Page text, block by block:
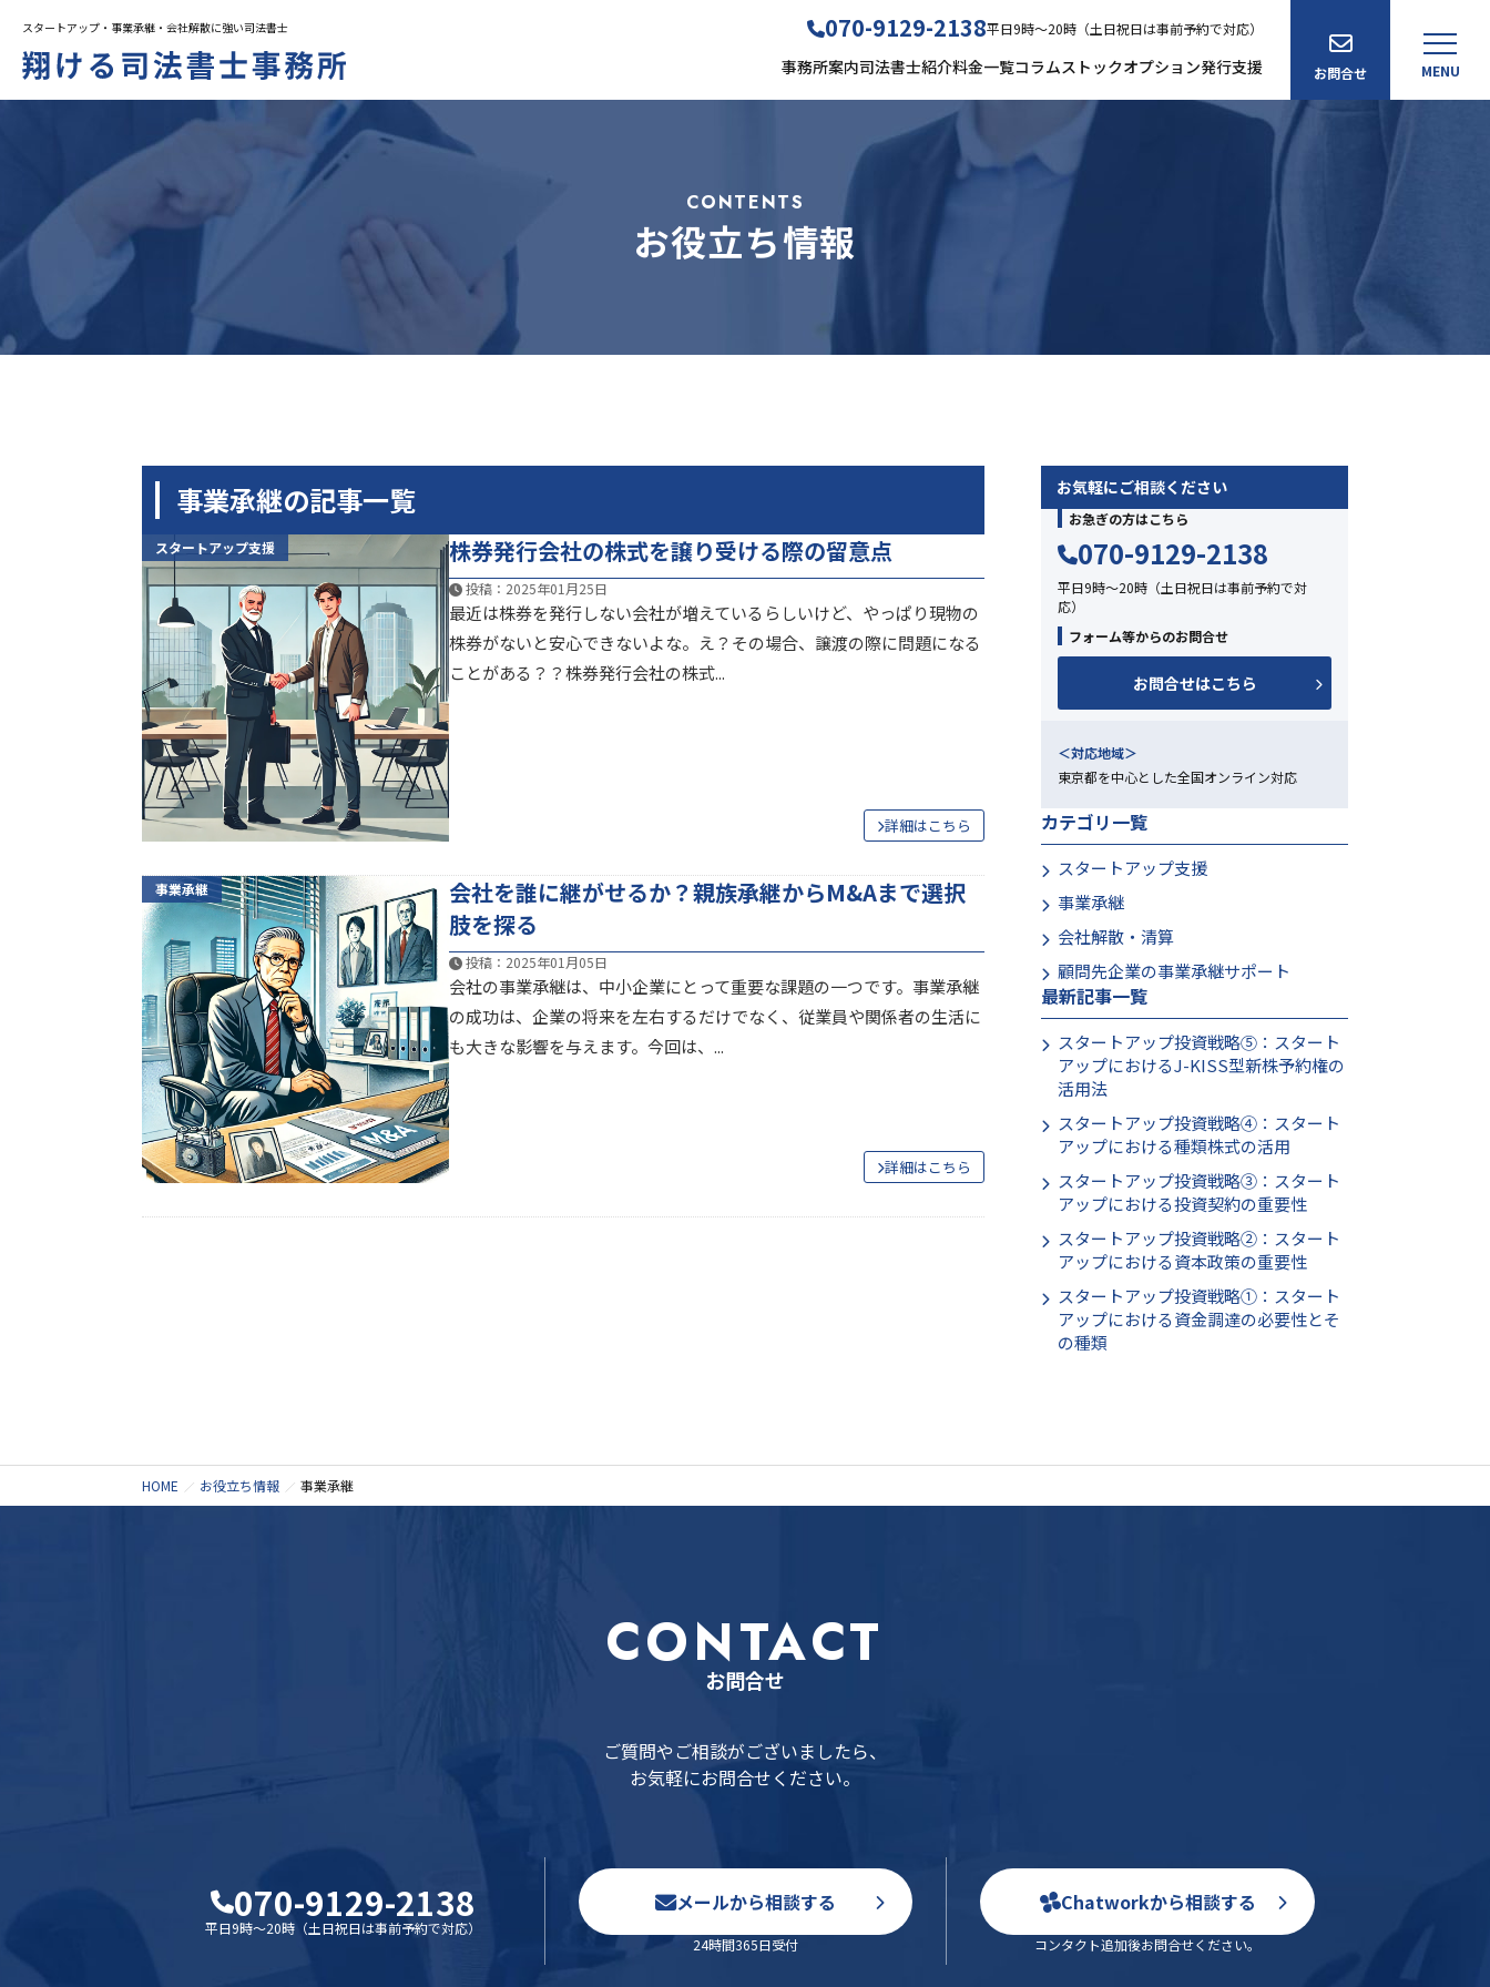
スタートアップ・事業承継・会社解散に強い司法書士 070-9129-2138平日9時～20時（土日祝日は事前予約で対応）
事務所案内司法書士紹介料金一覧コラムストックオプション発行支援 お問合せ MENU
CONTENTS
お役立ち情報
事業承継の記事一覧
スタートアップ支援 株券発行会社の株式を譲り受ける際の留意点
投稿：2025年01月25日
最近は株券を発行しない会社が増えているらしいけど、やっぱり現物の
株券がないと安心できないよな。え？その場合、譲渡の際に問題になる
ことがある？？株券発行会社の株式...
詳細はこちら
事業承継
会社を誰に継がせるか？親族承継からM&Aまで選択
肢を探る
投稿：2025年01月05日
会社の事業承継は、中小企業にとって重要な課題の一つです。事業承継
の成功は、企業の将来を左右するだけでなく、従業員や関係者の生活に
も大きな影響を与えます。今回は、...
詳細はこちら
お気軽にご相談ください
お急ぎの方はこちら
070-9129-2138
平日9時～20時（土日祝日は事前予約で対
応）
フォーム等からのお問合せ
お問合せはこちら
＜対応地域＞
東京都を中心とした全国オンライン対応
カテゴリ一覧
スタートアップ支援
事業承継
会社解散・清算
顧問先企業の事業承継サポート
最新記事一覧
スタートアップ投資戦略⑤：スタート
アップにおけるJ-KISS型新株予約権の
活用法
スタートアップ投資戦略④：スタート
アップにおける種類株式の活用
スタートアップ投資戦略③：スタート
アップにおける投資契約の重要性
スタートアップ投資戦略②：スタート
アップにおける資本政策の重要性
スタートアップ投資戦略①：スタート
アップにおける資金調達の必要性とそ
の種類
HOME お役立ち情報 事業承継
CONTACT
お問合せ
ご質問やご相談がございましたら、
お気軽にお問合せください。
070-9129-2138
平日9時～20時（土日祝日は事前予約で対応）
メールから相談する
24時間365日受付
Chatworkから相談する
コンタクト追加後お問合せください。
トップページ 事務所案内
司法書士紹介
料金一覧
お知らせ
お役立ち情報
ご質問やご相談がございましたら、
お気軽にお問合せください。
070-9129-2138
平日9時～20時（土日祝日は事前予約で対応）
メールから相談する Chatworkから相談する
対応地域